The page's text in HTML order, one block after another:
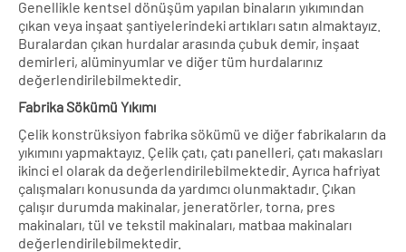
Genellikle kentsel dönüşüm yapılan binaların yıkımından
çıkan veya inşaat şantiyelerindeki artıkları satın almaktayız.
Buralardan çıkan hurdalar arasında çubuk demir, inşaat
demirleri, alüminyumlar ve diğer tüm hurdalarınız
değerlendirilebilmektedir.
Fabrika Sökümü Yıkımı
Çelik konstrüksiyon fabrika sökümü ve diğer fabrikaların da
yıkımını yapmaktayız. Çelik çatı, çatı panelleri, çatı makasları
ikinci el olarak da değerlendirilebilmektedir. Ayrıca hafriyat
çalışmaları konusunda da yardımcı olunmaktadır. Çıkan
çalışır durumda makinalar, jeneratörler, torna, pres
makinaları, tül ve tekstil makinaları, matbaa makinaları
değerlendirilebilmektedir.